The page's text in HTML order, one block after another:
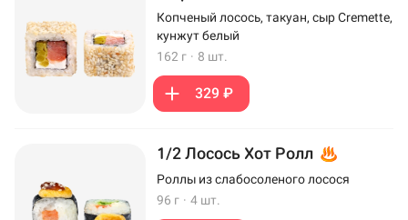
Копченый лосось, такуан, сыр Cremette,
кунжут белый
162 г · 8 шт.
329 ₽
1/2 Лосось Хот Ролл
Роллы из слабосоленого лосося
96 г · 4 шт.